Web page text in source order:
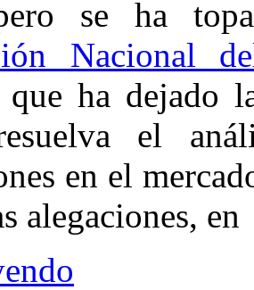
se ha
Nacional
que ha dejado
el
en el
alegaciones, en